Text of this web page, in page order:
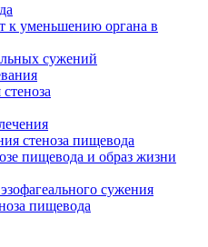
к уменьшению органа в
сужений
стеноза пищевода
пищевода и образ жизни
сужения
пищевода